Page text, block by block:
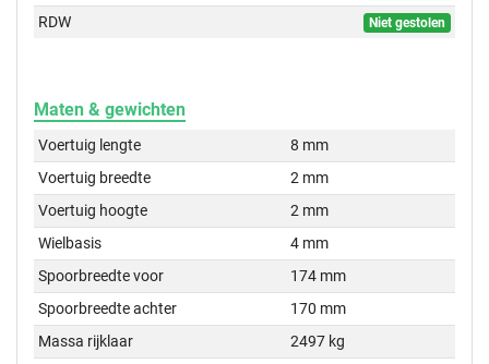
RDW Niet gestolen
Maten & gewichten
Voertuig lengte
8 mm
Voertuig breedte
2 mm
Voertuig hoogte
2 mm
Wielbasis
4 mm
Spoorbreedte voor
174 mm
Spoorbreedte achter
170 mm
Massa rijklaar
2497 kg